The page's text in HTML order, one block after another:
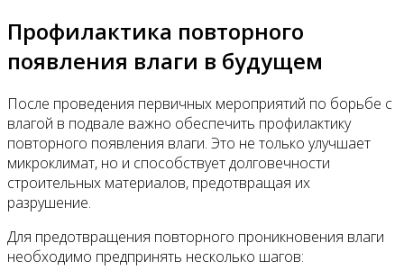
Профилактика повторного
появления влаги в будущем
После проведения первичных мероприятий по борьбе с
влагой в подвале важно обеспечить профилактику
повторного появления влаги. Это не только улучшает
микроклимат, но и способствует долговечности
строительных материалов, предотвращая их
разрушение.
Для предотвращения повторного проникновения влаги
необходимо предпринять несколько шагов: